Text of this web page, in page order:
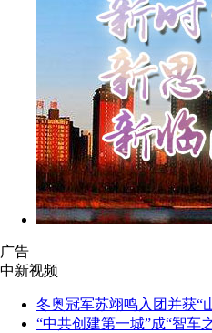
广告
中新视频
冬奥冠军苏翊鸣入团并获“
“中共创建第一城”成“智车